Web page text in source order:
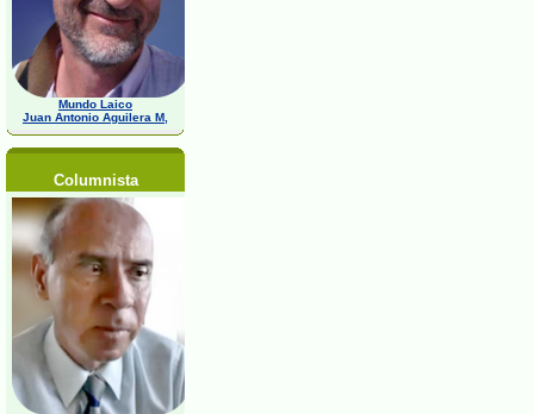
Mundo Laico
Juan Antonio Aguilera M,
Columnista